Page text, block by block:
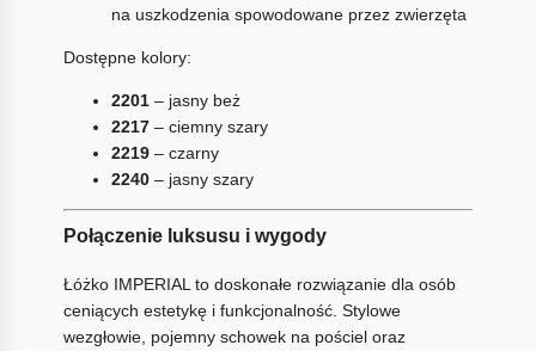
na uszkodzenia spowodowane przez zwierzęta
Dostępne kolory:
2201– jasny beż
2217– ciemny szary
2219– czarny
2240– jasny szary
Połączenie luksusu i wygody
Łóżko IMPERIAL to doskonałe rozwiązanie dla osób
ceniących estetykę i funkcjonalność. Stylowe
wezgłowie, pojemny schowek na pościel oraz